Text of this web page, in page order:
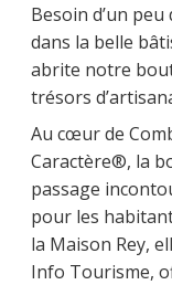
Besoin d’un
dans la belle
abrite notre
trésors
Au cœur de
Caractère®, la
passage
pour les
la Maison Rey,
Info Tourisme,